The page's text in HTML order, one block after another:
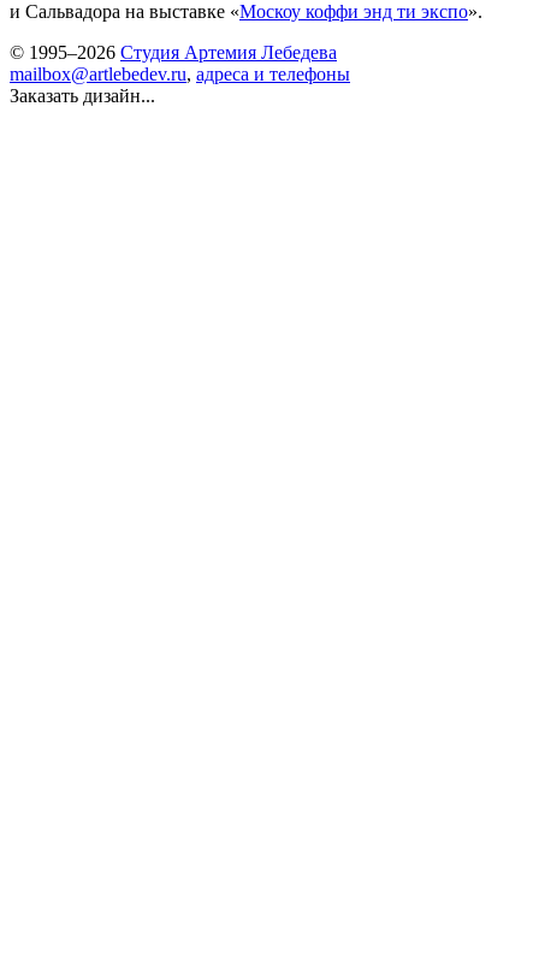
и Сальвадора на выставке «Москоу коффи энд ти экcпо».
© 1995–2026 Студия Артемия Лебедева
mailbox@artlebedev.ru, адреса и телефоны
Заказать дизайн...